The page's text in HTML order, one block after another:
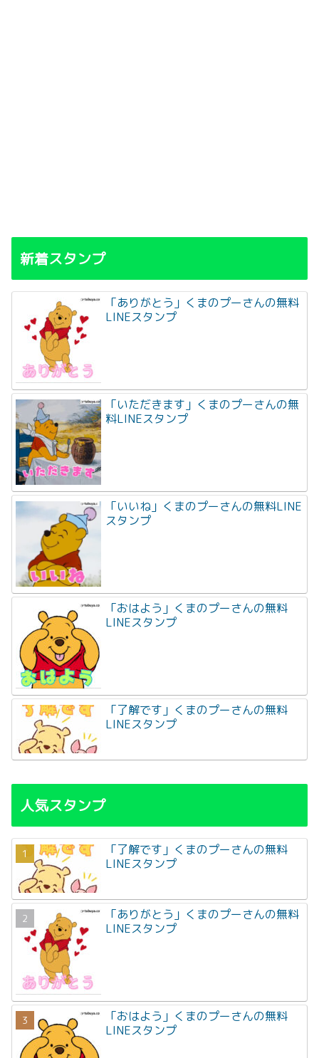
新着スタンプ
「ありがとう」くまのプーさんの無料
LINEスタンプ
「いただきます」くまのプーさんの無
料LINEスタンプ
「いいね」くまのプーさんの無料LINE
スタンプ
「おはよう」くまのプーさんの無料
LINEスタンプ
「了解です」くまのプーさんの無料
LINEスタンプ
人気スタンプ
「了解です」くまのプーさんの無料
LINEスタンプ
「ありがとう」くまのプーさんの無料
LINEスタンプ
「おはよう」くまのプーさんの無料
LINEスタンプ